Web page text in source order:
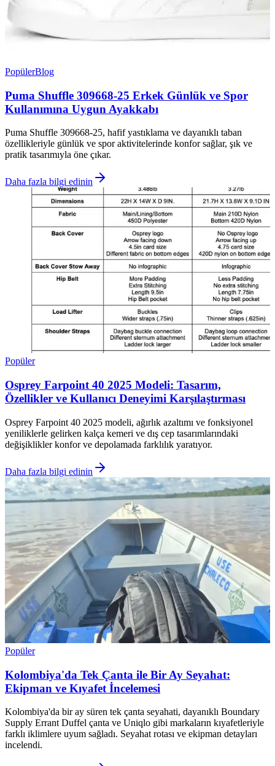
PopülerBlog
Puma Shuffle 309668-25 Erkek Günlük ve Spor
Kullanımına Uygun Ayakkabı
Puma Shuffle 309668-25, hafif yastıklama ve dayanıklı taban
özellikleriyle günlük ve spor aktivitelerinde konfor sağlar, şık ve
pratik tasarımıyla öne çıkar.
Daha fazla bilgi edinin
Popüler
Osprey Farpoint 40 2025 Modeli: Tasarım,
Özellikler ve Kullanıcı Deneyimi Karşılaştırması
Osprey Farpoint 40 2025 modeli, ağırlık azaltımı ve fonksiyonel
yeniliklerle gelirken kalça kemeri ve dış cep tasarımlarındaki
değişiklikler konfor ve depolamada farklılık yaratıyor.
Daha fazla bilgi edinin
Popüler
Kolombiya'da Tek Çanta ile Bir Ay Seyahat:
Ekipman ve Kıyafet İncelemesi
Kolombiya'da bir ay süren tek çanta seyahati, dayanıklı Boundary
Supply Errant Duffel çanta ve Uniqlo gibi markaların kıyafetleriyle
farklı iklimlere uyum sağladı. Seyahat rotası ve ekipman detayları
incelendi.